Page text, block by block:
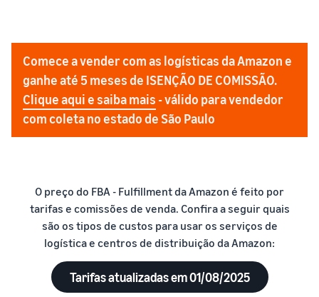
Comece a vender com as logísticas da Amazon e
ganhe até 5 meses de ISENÇÃO DE COMISSÃO.
Clique aqui e saiba mais - válido para vendedor
com coleta no estado de São Paulo
O preço do FBA - Fulfillment da Amazon é feito por
tarifas e comissões de venda. Confira a seguir quais
são os tipos de custos para usar os serviços de
logística e centros de distribuição da Amazon:
Tarifas atualizadas em 01/08/2025